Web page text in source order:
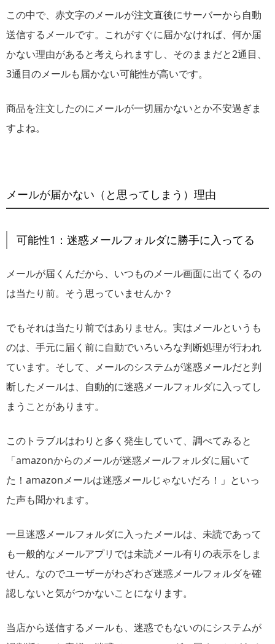
この中で、赤文字のメールが注文直後にサーバーから自動
送信するメールです。これがすぐに届かなければ、何か届
かない理由があると考えられますし、そのままだと2通目、
3通目のメールも届かない可能性が高いです。
商品を注文したのにメールが一切届かないとか不安過ぎま
すよね。
メールが届かない（と思ってしまう）理由
可能性1：迷惑メールフォルダに勝手に入ってる
メールが届くんだから、いつものメール画面に出てくるの
は当たり前。そう思っていませんか？
でもそれは当たり前ではありません。実はメールというも
のは、手元に届く前に自動でいろいろな判断処理が行われ
ています。そして、メールのシステムが迷惑メールだと判
断したメールは、自動的に迷惑メールフォルダに入ってし
まうことがあります。
このトラブルはわりと多く発生していて、調べてみると
「amazonからのメールが迷惑メールフォルダに届いて
た！amazonメールは迷惑メールじゃないだろ！」といっ
た声も聞かれます。
一旦迷惑メールフォルダに入ったメールは、未読であって
も一般的なメールアプリでは未読メール有りの表示をしま
せん。なのでユーザーがわざわざ迷惑メールフォルダを確
認しないと気がつかないことになります。
当店から送信するメールも、迷惑でもないのにシステムが